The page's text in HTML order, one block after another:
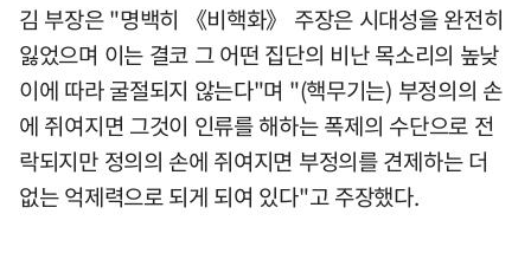
김 부장은 "명백히 《비핵화》 주장은 시대성을 완전히
잃었으며 이는 결코 그 어떤 집단의 비난 목소리의 높낮
이에 따라 굴절되지 않는다"며 "(핵무기는) 부정의의 손
에 쥐여지면 그것이 인류를 해하는 폭제의 수단으로 전
락되지만 정의의 손에 쥐여지면 부정의를 견제하는 더
없는 억제력으로 되게 되여 있다"고 주장했다.